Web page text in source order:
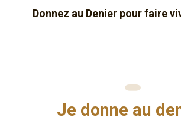
Donnez au Denier pour faire
Je donne au